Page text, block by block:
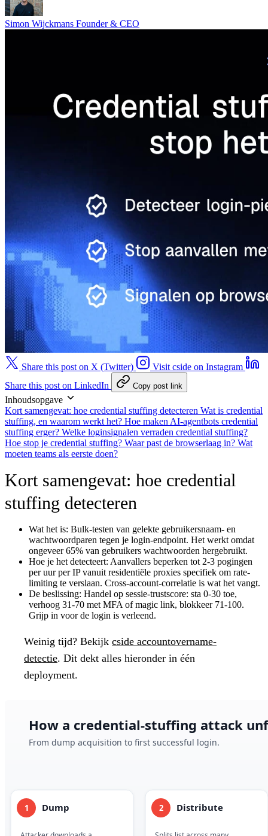
Simon Wijckmans Founder & CEO
Share this post on X (Twitter)
Visit cside on Instagram
Share this post on LinkedIn
Copy post link
Inhoudsopgave
Kort samengevat: hoe credential stuffing detecteren Wat is credential
stuffing, en waarom werkt het? Hoe maken AI-agentbots credential
stuffing erger? Welke loginsignalen verraden credential stuffing?
Hoe stop je credential stuffing? Waar past de browserlaag in? Wat
moeten teams als eerste doen?
Kort samengevat: hoe credential
stuffing detecteren
Wat het is: Bulk-testen van gelekte gebruikersnaam- en
wachtwoordparen tegen je login-endpoint. Het werkt omdat
ongeveer 65% van gebruikers wachtwoorden hergebruikt.
Hoe je het detecteert: Aanvallers beperken tot 2-3 pogingen
per uur per IP vanuit residentiële proxies specifiek om rate-
limiting te verslaan. Cross-account-correlatie is wat het vangt.
De beslissing: Handel op sessie-trustscore: sta 0-30 toe,
verhoog 31-70 met MFA of magic link, blokkeer 71-100.
Grijp in voor de login is verleend.
Weinig tijd? Bekijk cside accountovername-
detectie. Dit dekt alles hieronder in één
deployment.